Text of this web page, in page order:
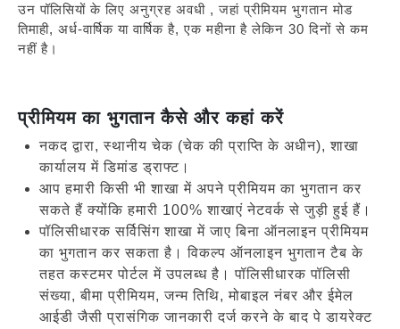
उन पॉलिसियों के लिए अनुग्रह अवधी , जहां प्रीमियम भुगतान मोड
तिमाही, अर्ध-वार्षिक या वार्षिक है, एक महीना है लेकिन 30 दिनों से कम
नहीं है।
प्रीमियम का भुगतान कैसे और कहां करें
नकद द्वारा, स्थानीय चेक (चेक की प्राप्ति के अधीन), शाखा
कार्यालय में डिमांड ड्राफ्ट।
आप हमारी किसी भी शाखा में अपने प्रीमियम का भुगतान कर
सकते हैं क्योंकि हमारी 100% शाखाएं नेटवर्क से जुड़ी हुई हैं।
पॉलिसीधारक सर्विसिंग शाखा में जाए बिना ऑनलाइन प्रीमियम
का भुगतान कर सकता है। विकल्प ऑनलाइन भुगतान टैब के
तहत कस्टमर पोर्टल में उपलब्ध है। पॉलिसीधारक पॉलिसी
संख्या, बीमा प्रीमियम, जन्म तिथि, मोबाइल नंबर और ईमेल
आईडी जैसी प्रासंगिक जानकारी दर्ज करने के बाद पे डायरेक्ट